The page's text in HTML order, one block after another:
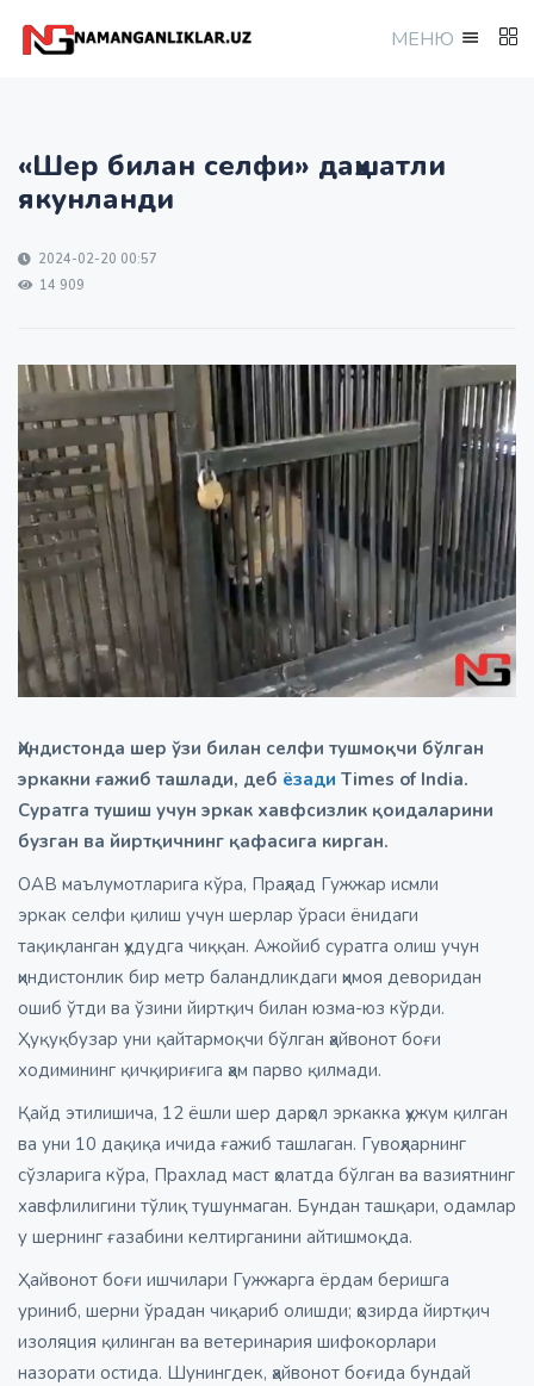
МEНЮ
«Шер билан селфи» даҳшатли
якунланди
2024-02-20 00:57
14 909
Ҳиндистонда шер ўзи билан селфи тушмоқчи бўлган
эркакни ғажиб ташлади, деб ёзади Times of India.
Суратга тушиш учун эркак хавфсизлик қоидаларини
бузган ва йиртқичнинг қафасига кирган.
ОАВ маълумотларига кўра, Праҳлад Гужжар исмли
эркак селфи қилиш учун шерлар ўраси ёнидаги
тақиқланган ҳудудга чиққан. Ажойиб суратга олиш учун
ҳиндистонлик бир метр баландликдаги ҳимоя деворидан
ошиб ўтди ва ўзини йиртқич билан юзма-юз кўрди.
Ҳуқуқбузар уни қайтармоқчи бўлган ҳайвонот боғи
ходимининг қичқириғига ҳам парво қилмади.
Қайд этилишича, 12 ёшли шер дарҳол эркакка ҳужум қилган
ва уни 10 дақиқа ичида ғажиб ташлаган. Гувоҳларнинг
сўзларига кўра, Прахлад маст ҳолатда бўлган ва вазиятнинг
хавфлилигини тўлиқ тушунмаган. Бундан ташқари, одамлар
у шернинг ғазабини келтирганини айтишмоқда.
Ҳайвонот боғи ишчилари Гужжарга ёрдам беришга
уриниб, шерни ўрадан чиқариб олишди; ҳозирда йиртқич
изоляция қилинган ва ветеринария шифокорлари
назорати остида. Шунингдек, ҳайвонот боғида бундай